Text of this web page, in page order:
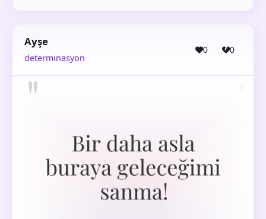
Ayşe
determinasyon
0 0